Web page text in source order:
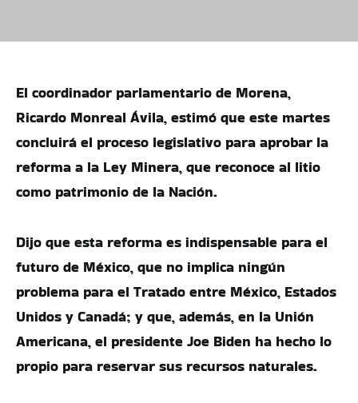
El coordinador parlamentario de Morena,
Ricardo Monreal Ávila, estimó que este martes
concluirá el proceso legislativo para aprobar la
reforma a la Ley Minera, que reconoce al litio
como patrimonio de la Nación.
Dijo que esta reforma es indispensable para el
futuro de México, que no implica ningún
problema para el Tratado entre México, Estados
Unidos y Canadá; y que, además, en la Unión
Americana, el presidente Joe Biden ha hecho lo
propio para reservar sus recursos naturales.